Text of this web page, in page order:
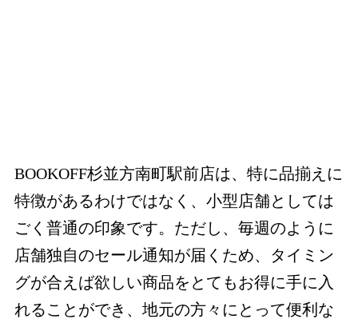
BOOKOFF杉並方南町駅前店は、特に品揃えに
特徴があるわけではなく、小型店舗としては
ごく普通の印象です。ただし、毎週のように
店舗独自のセール通知が届くため、タイミン
グが合えば欲しい商品をとてもお得に手に入
れることができ、地元の方々にとって便利な